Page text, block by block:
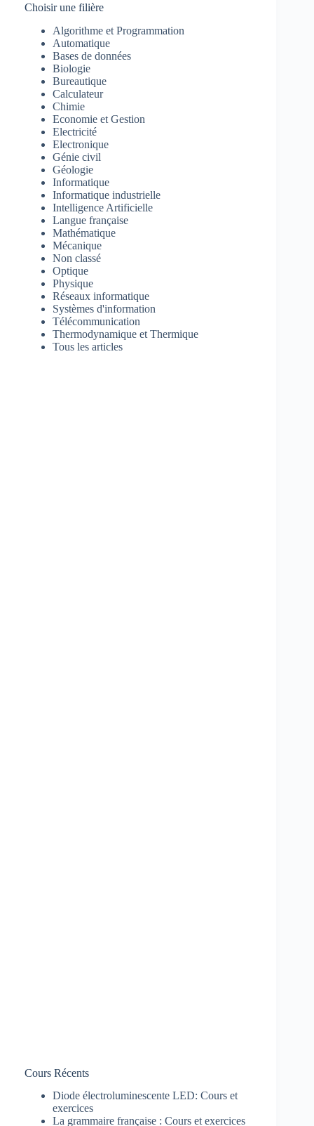
Choisir une filière
Algorithme et Programmation
Automatique
Bases de données
Biologie
Bureautique
Calculateur
Chimie
Economie et Gestion
Electricité
Electronique
Génie civil
Géologie
Informatique
Informatique industrielle
Intelligence Artificielle
Langue française
Mathématique
Mécanique
Non classé
Optique
Physique
Réseaux informatique
Systèmes d'information
Télécommunication
Thermodynamique et Thermique
Tous les articles
Cours Récents
Diode électroluminescente LED: Cours et
exercices
La grammaire française : Cours et exercices